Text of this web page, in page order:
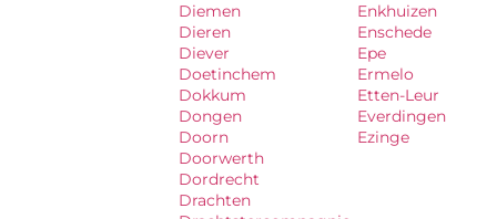
Diemen
Dieren
Diever
Doetinchem
Dokkum
Dongen
Doorn
Doorwerth
Dordrecht
Drachten
Enkhuizen
Enschede
Epe
Ermelo
Etten-Leur
Everdingen
Ezinge